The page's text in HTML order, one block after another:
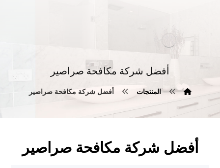
أفضل شركة مكافحة صراصير
المنتجات أفضل شركة مكافحة صراصير
أفضل شركة مكافحة صراصير